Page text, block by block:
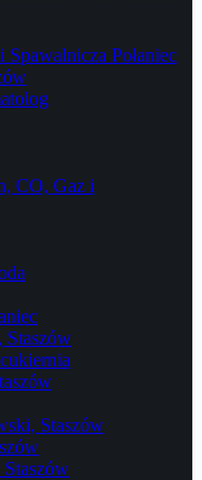
Połaniec
CO, Gaz i
Staszów